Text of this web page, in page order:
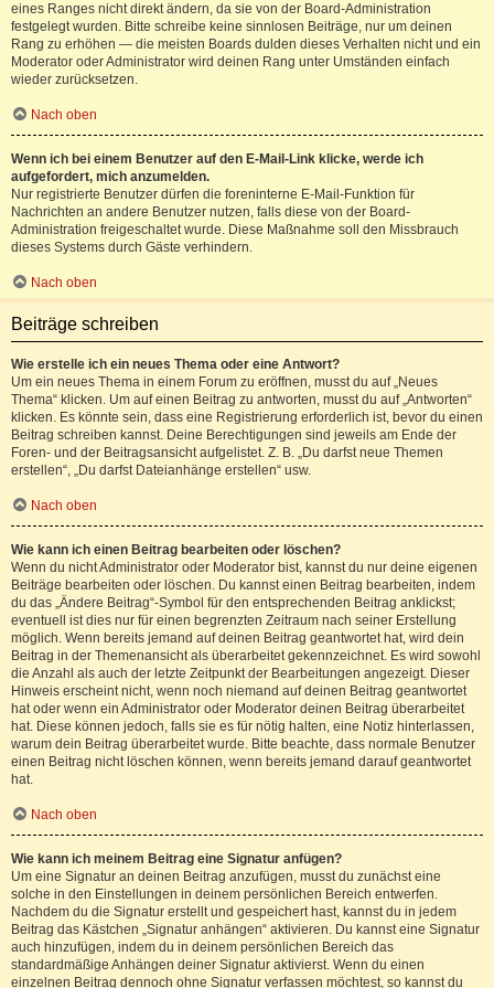
eines Ranges nicht direkt ändern, da sie von der Board-Administration
festgelegt wurden. Bitte schreibe keine sinnlosen Beiträge, nur um deinen
Rang zu erhöhen — die meisten Boards dulden dieses Verhalten nicht und ein
Moderator oder Administrator wird deinen Rang unter Umständen einfach
wieder zurücksetzen.
Nach oben
Wenn ich bei einem Benutzer auf den E-Mail-Link klicke, werde ich
aufgefordert, mich anzumelden.
Nur registrierte Benutzer dürfen die foreninterne E-Mail-Funktion für
Nachrichten an andere Benutzer nutzen, falls diese von der Board-
Administration freigeschaltet wurde. Diese Maßnahme soll den Missbrauch
dieses Systems durch Gäste verhindern.
Nach oben
Beiträge schreiben
Wie erstelle ich ein neues Thema oder eine Antwort?
Um ein neues Thema in einem Forum zu eröffnen, musst du auf „Neues
Thema“ klicken. Um auf einen Beitrag zu antworten, musst du auf „Antworten“
klicken. Es könnte sein, dass eine Registrierung erforderlich ist, bevor du einen
Beitrag schreiben kannst. Deine Berechtigungen sind jeweils am Ende der
Foren- und der Beitragsansicht aufgelistet. Z. B. „Du darfst neue Themen
erstellen“, „Du darfst Dateianhänge erstellen“ usw.
Nach oben
Wie kann ich einen Beitrag bearbeiten oder löschen?
Wenn du nicht Administrator oder Moderator bist, kannst du nur deine eigenen
Beiträge bearbeiten oder löschen. Du kannst einen Beitrag bearbeiten, indem
du das „Ändere Beitrag“-Symbol für den entsprechenden Beitrag anklickst;
eventuell ist dies nur für einen begrenzten Zeitraum nach seiner Erstellung
möglich. Wenn bereits jemand auf deinen Beitrag geantwortet hat, wird dein
Beitrag in der Themenansicht als überarbeitet gekennzeichnet. Es wird sowohl
die Anzahl als auch der letzte Zeitpunkt der Bearbeitungen angezeigt. Dieser
Hinweis erscheint nicht, wenn noch niemand auf deinen Beitrag geantwortet
hat oder wenn ein Administrator oder Moderator deinen Beitrag überarbeitet
hat. Diese können jedoch, falls sie es für nötig halten, eine Notiz hinterlassen,
warum dein Beitrag überarbeitet wurde. Bitte beachte, dass normale Benutzer
einen Beitrag nicht löschen können, wenn bereits jemand darauf geantwortet
hat.
Nach oben
Wie kann ich meinem Beitrag eine Signatur anfügen?
Um eine Signatur an deinen Beitrag anzufügen, musst du zunächst eine
solche in den Einstellungen in deinem persönlichen Bereich entwerfen.
Nachdem du die Signatur erstellt und gespeichert hast, kannst du in jedem
Beitrag das Kästchen „Signatur anhängen“ aktivieren. Du kannst eine Signatur
auch hinzufügen, indem du in deinem persönlichen Bereich das
standardmäßige Anhängen deiner Signatur aktivierst. Wenn du einen
einzelnen Beitrag dennoch ohne Signatur verfassen möchtest, so kannst du